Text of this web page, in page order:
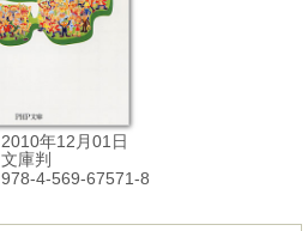
2010年12月01日
文庫判
978-4-569-67571-8